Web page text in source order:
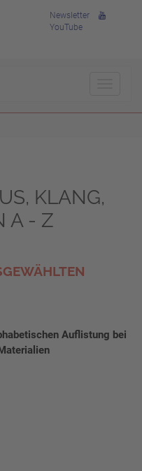
Newsletter
YouTube
KLANG,
A - Z
Auflistung bei